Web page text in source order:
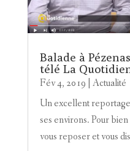
Balade à
télé La
Fév 4, 2019 Actualité
Un excellent
ses environs. Pour
vous reposer et vous